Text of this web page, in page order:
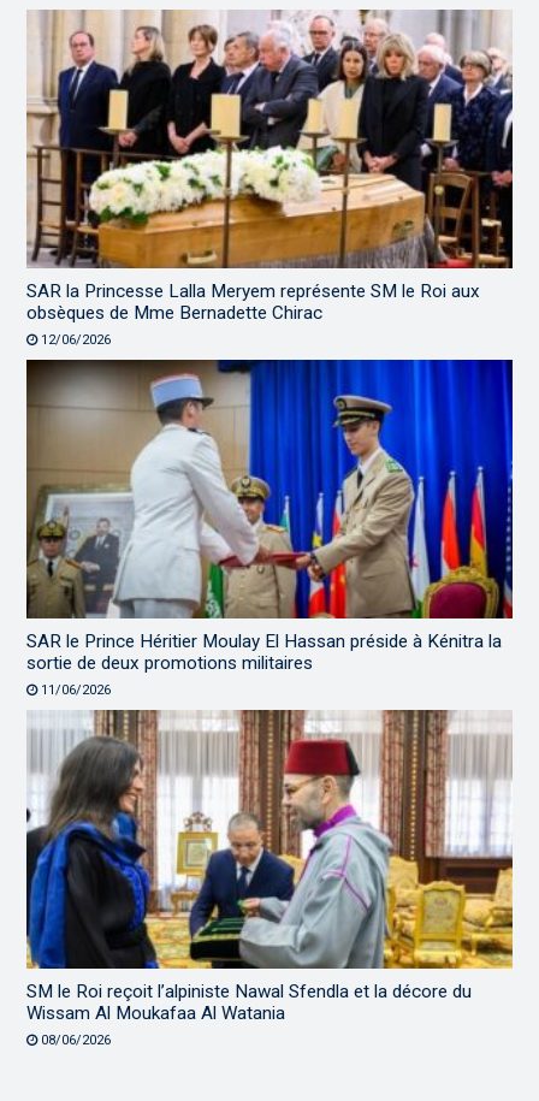
SAR la Princesse Lalla Meryem représente SM le Roi aux
obsèques de Mme Bernadette Chirac
12/06/2026
SAR le Prince Héritier Moulay El Hassan préside à Kénitra la
sortie de deux promotions militaires
11/06/2026
SM le Roi reçoit l’alpiniste Nawal Sfendla et la décore du
Wissam Al Moukafaa Al Watania
08/06/2026